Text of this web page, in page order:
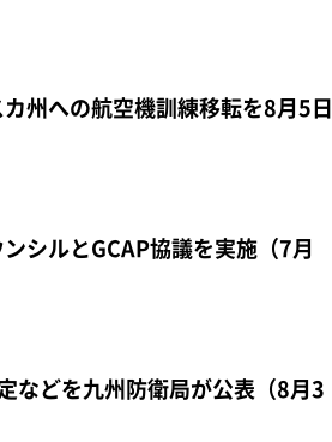
州への航空機訓練移転を8月5日
シルとGCAP協議を実施（7月
などを九州防衛局が公表（8月3